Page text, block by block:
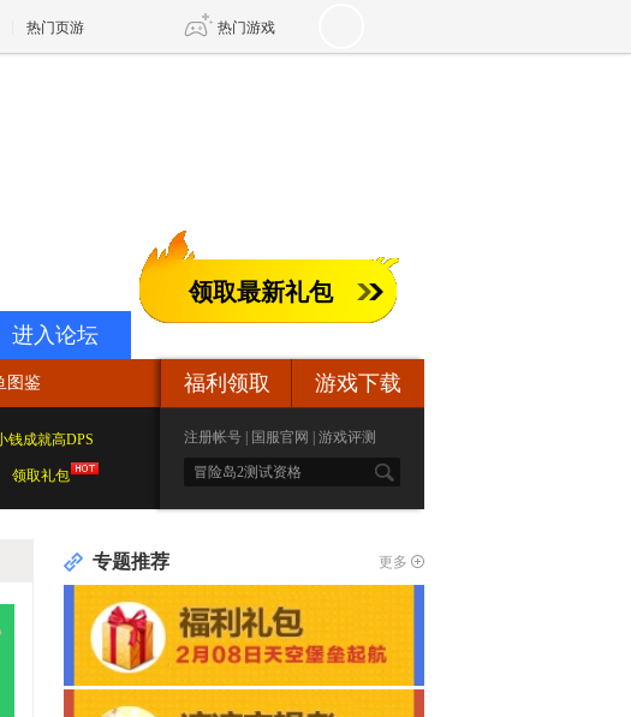
热门页游 热门游戏
诛仙世界 新仙侠5
进入论坛
图鉴
钱成就高DPS
领取礼包
福利领取 游戏下载
注册帐号 国服官网 游戏评测
领取最新礼包
专题推荐 更多